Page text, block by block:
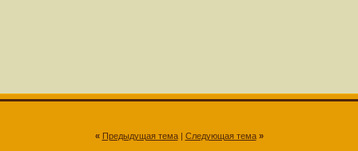
« Предыдущая тема| Следующая тема »